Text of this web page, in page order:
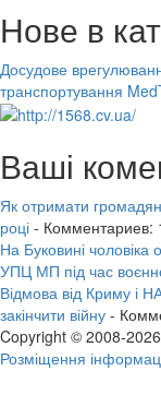
Нове в
Досудове
транспортування
Ваші
Як отримати
році - Комментариев:
На Буковині чоловіка
УПЦ МП під час
Відмова від Криму і
закінчити війну -
Copyright © 2008-2026
Розміщення